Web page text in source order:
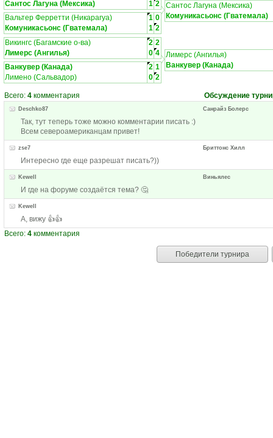
Сантос Лагуна (Мексика)
1 2
Вальтер Ферретти (Никарагуа)
1 0
Комуникасьонс (Гватемала)
1 2
Сантос Лагуна (Мексика)
Комуникасьонс (Гватемала)
Викингс (Багамские о-ва) 2 2
Лимерс (Ангилья)
0 4
Ванкувер (Канада)
2 1
Лимено (Сальвадор)
0 2
Лимерс (Ангилья)
Ванкувер (Канада)
Всего: 4 комментария Обсуждение
Deschko87 Санрайз Болерс
Так, тут теперь тоже можно комментарии писать :)
Всем североамериканцам привет!
zse7 Бриттонс Хилл
Интересно где еще разрешат писать?))
Kewell Виньялес
И где на форуме создаётся тема? 🤔
Kewell
А, вижу 👍👍
Всего: 4 комментария
Победители турнира